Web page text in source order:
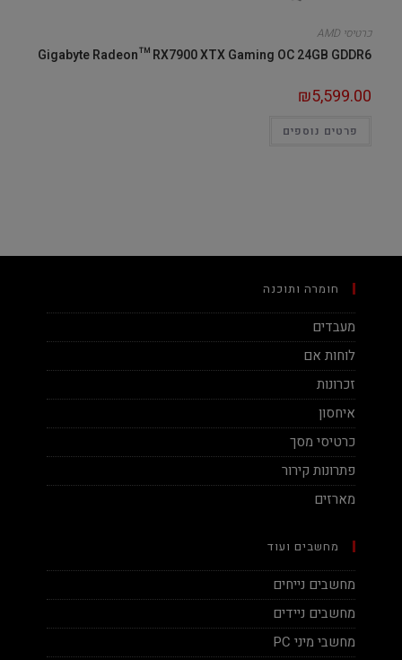
כרטיסי AMD
Gigabyte Radeon™ RX7900 XTX Gaming OC 24GB GDDR6
₪5,599.00
פרטים נוספים
חומרה ותוכנה
מעבדים
לוחות אם
זכרונות
איחסון
כרטיסי מסך
פתרונות קירור
מארזים
מחשבים ועוד
מחשבים נייחים
מחשבים ניידים
מחשבי מיני PC